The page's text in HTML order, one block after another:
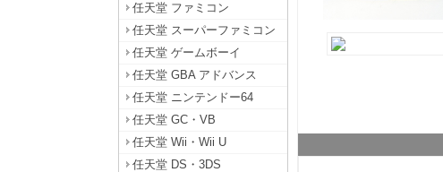
任天堂 ファミコン
任天堂 スーパーファミコン
任天堂 ゲームボーイ
任天堂 GBA アドバンス
任天堂 ニンテンドー64
任天堂 GC・VB
任天堂 Wii・Wii U
任天堂 DS・3DS